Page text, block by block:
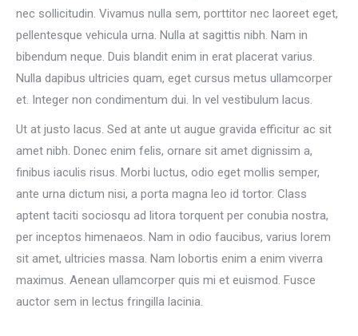
nec sollicitudin. Vivamus nulla sem, porttitor nec laoreet eget,
pellentesque vehicula urna. Nulla at sagittis nibh. Nam in
bibendum neque. Duis blandit enim in erat placerat varius.
Nulla dapibus ultricies quam, eget cursus metus ullamcorper
et. Integer non condimentum dui. In vel vestibulum lacus.
Ut at justo lacus. Sed at ante ut augue gravida efficitur ac sit
amet nibh. Donec enim felis, ornare sit amet dignissim a,
finibus iaculis risus. Morbi luctus, odio eget mollis semper,
ante urna dictum nisi, a porta magna leo id tortor. Class
aptent taciti sociosqu ad litora torquent per conubia nostra,
per inceptos himenaeos. Nam in odio faucibus, varius lorem
sit amet, ultricies massa. Nam lobortis enim a enim viverra
maximus. Aenean ullamcorper quis mi et euismod. Fusce
auctor sem in lectus fringilla lacinia.